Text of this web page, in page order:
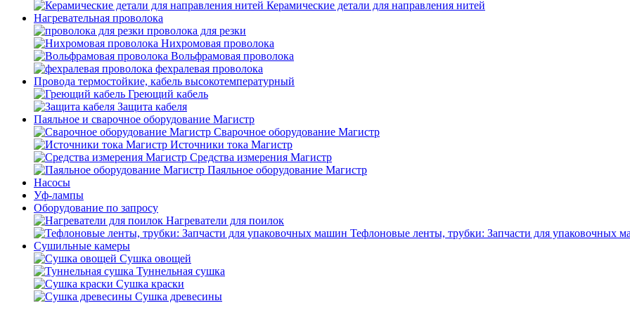
Керамические детали для направления нитей
Нагревательная проволока
проволока для резки
Нихромовая проволока
Вольфрамовая проволока
фехралевая проволока
Провода термостойкие, кабель высокотемпературный
Греющий кабель
Защита кабеля
Паяльное и сварочное оборудование Магистр
Сварочное оборудование Магистр
Источники тока Магистр
Средства измерения Магистр
Паяльное оборудование Магистр
Насосы
Уф-лампы
Оборудование по запросу
Нагреватели для поилок
Тефлоновые ленты, трубки: Запчасти для упаковочных
Сушильные камеры
Сушка овощей
Туннельная сушка
Сушка краски
Сушка древесины